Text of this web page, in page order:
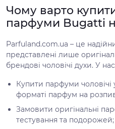
Чому варто
парфуми Bugatti
Parfuland.com.ua – це
представлені лише
брендові чоловічі духи. У
Купити парфуми чоловічі
форматі парфум на
Замовити оригінальні
тестування та подорожей;